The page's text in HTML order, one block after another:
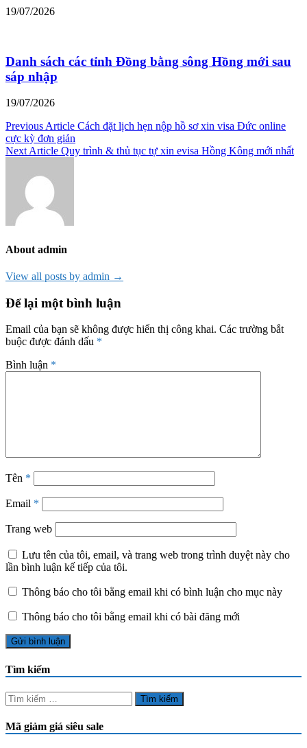
19/07/2026
Danh sách các tỉnh Đồng bằng sông Hồng mới sau
sáp nhập
19/07/2026
Điều
hướng
viết
Previous Article Cách đặt lịch hẹn nộp hồ sơ xin visa Đức online
cực kỳ đơn giản
Next Article Quy trình & thủ tục tự xin evisa Hồng Kông mới nhất
About admin
View all posts by admin →
Để lại một bình luận
Email của bạn sẽ không được hiển thị công khai. Các trường bắt
buộc được đánh dấu *
Bình luận *
Tên *
Email *
Trang web
Lưu tên của tôi, email, và trang web trong trình duyệt này cho
lần bình luận kế tiếp của tôi.
Thông báo cho tôi bằng email khi có bình luận cho mục này
Thông báo cho tôi bằng email khi có bài đăng mới
Tìm kiếm
Tìm
kiếm
cho:
Mã giảm giá siêu sale